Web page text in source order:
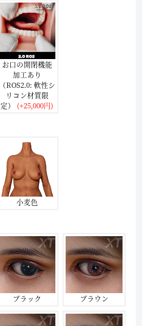
お口の開閉機能
加工あり
（ROS2.0: 軟性シ
リコン材質限
定）
(+25,000円)
小麦色
ブラック ブラウン